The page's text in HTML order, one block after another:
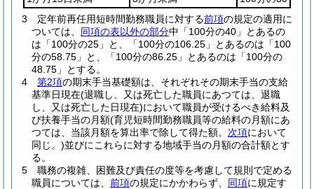
3
定年前再任用短時間勤務職員に対する前項の規定の適用に
ついては、 同項の表以外の部分中「100分の40」とあるの
は「100分の25」と、「100分の106.25」とあるのは「100
分の58.75」と、「100分の86.25」とあるのは「100分の
48.75」とする。
4
第2項の期末手当基礎額は、それぞれその期末手当の支給
基準日現在(退職し、又は死亡した職員にあつては、退職
し、又は死亡した日現在)において職員が受けるべき給料及
び扶養手当の月額(育児短時間勤務職員等の給料の月額にあ
つては、当該月額を算出率で除して得た額。 次項において
同じ。)並びにこれらに対する地域手当の月額の合計額とす
る。
5
職務の複雑、困難及び責任の度等を考慮して規則で定める
職員については、 前項の規定にかかわらず、 同項に規定す